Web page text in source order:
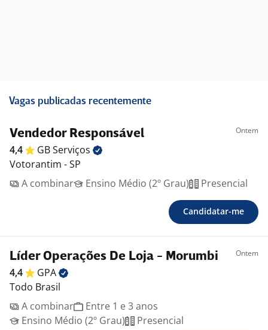
Vagas publicadas recentemente
Vendedor Responsável Ontem
4,4 GBServiços
Votorantim - SP
A combinar
Ensino Médio (2º Grau) Presencial
Candidatar-me
Líder Operações De Loja - Morumbi Ontem
4,4
GPA
Todo Brasil
A combinar
Entre 1 e 3 anos
Ensino Médio (2º Grau)
Presencial